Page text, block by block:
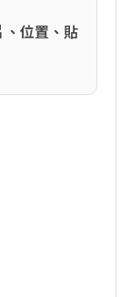
、位置、貼